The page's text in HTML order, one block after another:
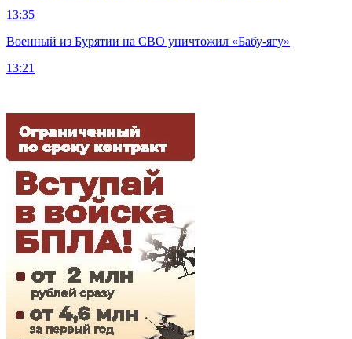
13:35
Военный из Бурятии на СВО уничтожил «Бабу-ягу»
13:21